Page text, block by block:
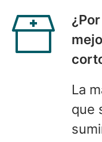
¿
La
que